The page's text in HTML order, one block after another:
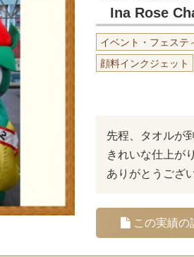
Ina Rose
イベント・フェステ
顔料インクジェット
先程、タオルが
きれいな仕上が
ありがとうござ
この実績の